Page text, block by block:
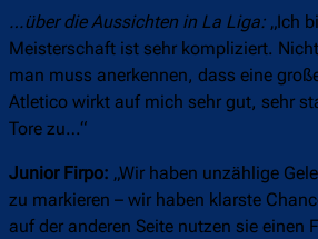
…über die Aussichten in La Liga: „Ich
Meisterschaft ist sehr kompliziert.
man muss anerkennen, dass eine
Atletico wirkt auf mich sehr gut, sehr
Tore zu…“
Junior Firpo: „Wir haben unzählige
zu markieren – wir haben klarste
auf der anderen Seite nutzen sie einen